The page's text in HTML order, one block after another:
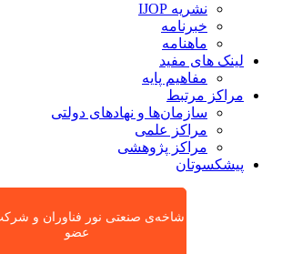
نشریه IJOP
خبرنامه
ماهنامه
لینک های مفید
مفاهیم پایه
مراکز مرتبط
سازمان‌ها و نهادهای دولتی
مراکز علمی
مراکز پژوهشی
پیشکسوتان
شاخه‌ی صنعتی نور فناوران و شرکت
عضو